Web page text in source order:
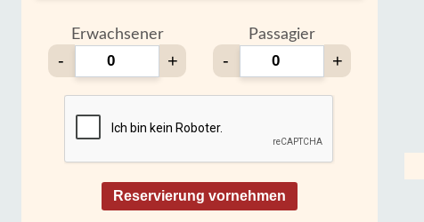
Erwachsener
- +
Passagier
- +
Reservierung vornehmen